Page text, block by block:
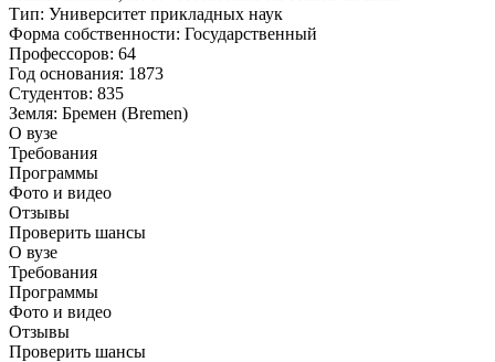
Тип: Университет прикладных наук
Форма собственности: Государственный
Профессоров: 64
Год основания: 1873
Студентов: 835
Земля: Бремен (Bremen)
О вузе
Требования
Программы
Фото и видео
Отзывы
Проверить шансы
О вузе
Требования
Программы
Фото и видео
Отзывы
Проверить шансы